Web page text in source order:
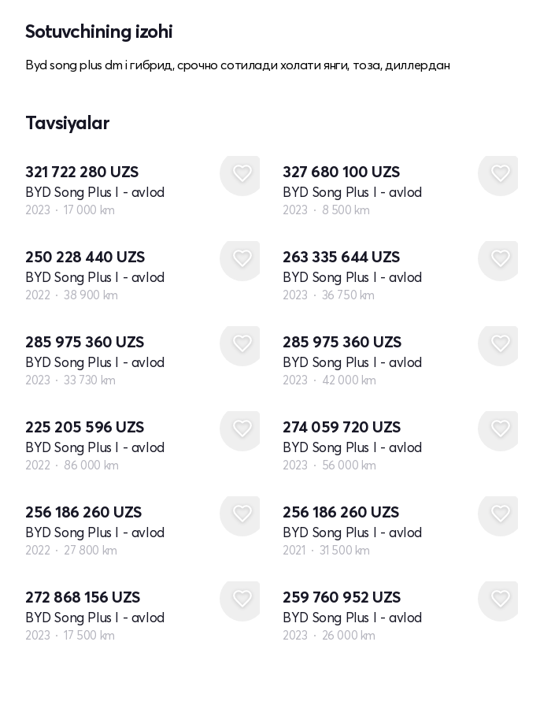
Sotuvchining izohi
Byd song plus dm i гибрид, срочно сотилади холати янги, тоза, диллердан
Tavsiyalar
321 722 280 UZS
BYD Song Plus I - avlod
2023 17 000 km
327 680 100 UZS
BYD Song Plus I - avlod
2023 8 500 km
250 228 440 UZS
BYD Song Plus I - avlod
2022 38 900 km
263 335 644 UZS
BYD Song Plus I - avlod
2023 36 750 km
285 975 360 UZS
BYD Song Plus I - avlod
2023 33 730 km
285 975 360 UZS
BYD Song Plus I - avlod
2023 42 000 km
225 205 596 UZS
BYD Song Plus I - avlod
2022 86 000 km
274 059 720 UZS
BYD Song Plus I - avlod
2023 56 000 km
256 186 260 UZS
BYD Song Plus I - avlod
2022 27 800 km
256 186 260 UZS
BYD Song Plus I - avlod
2021 31 500 km
272 868 156 UZS
BYD Song Plus I - avlod
2023 17 500 km
259 760 952 UZS
BYD Song Plus I - avlod
2023 26 000 km